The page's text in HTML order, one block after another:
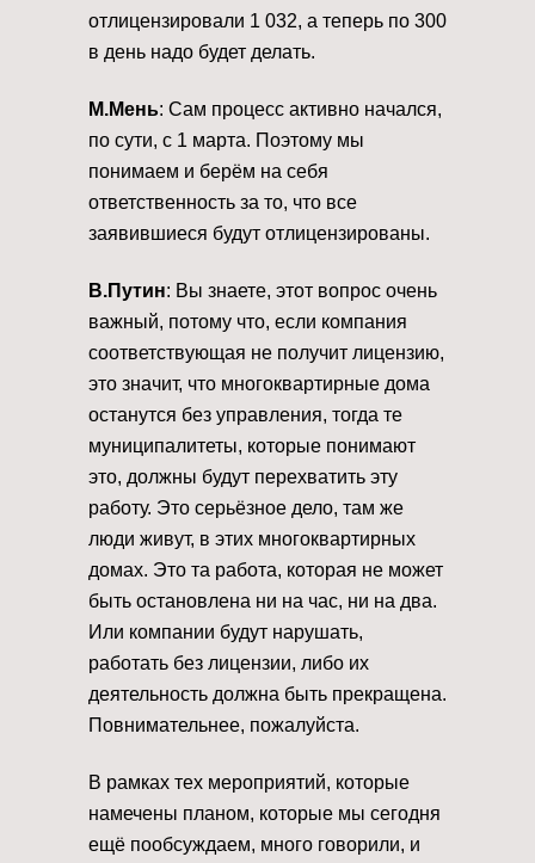
отлицензировали 1 032, а теперь по 300
в день надо будет делать.
М.Мень: Сам процесс активно начался,
по сути, с 1 марта. Поэтому мы
понимаем и берём на себя
ответственность за то, что все
заявившиеся будут отлицензированы.
В.Путин: Вы знаете, этот вопрос очень
важный, потому что, если компания
соответствующая не получит лицензию,
это значит, что многоквартирные дома
останутся без управления, тогда те
муниципалитеты, которые понимают
это, должны будут перехватить эту
работу. Это серьёзное дело, там же
люди живут, в этих многоквартирных
домах. Это та работа, которая не может
быть остановлена ни на час, ни на два.
Или компании будут нарушать,
работать без лицензии, либо их
деятельность должна быть прекращена.
Повнимательнее, пожалуйста.
В рамках тех мероприятий, которые
намечены планом, которые мы сегодня
ещё пообсуждаем, много говорили, и